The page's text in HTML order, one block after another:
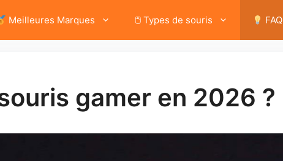
Meilleures Marques 🖱 Types de souris FAQ
gamer en 2026 ?